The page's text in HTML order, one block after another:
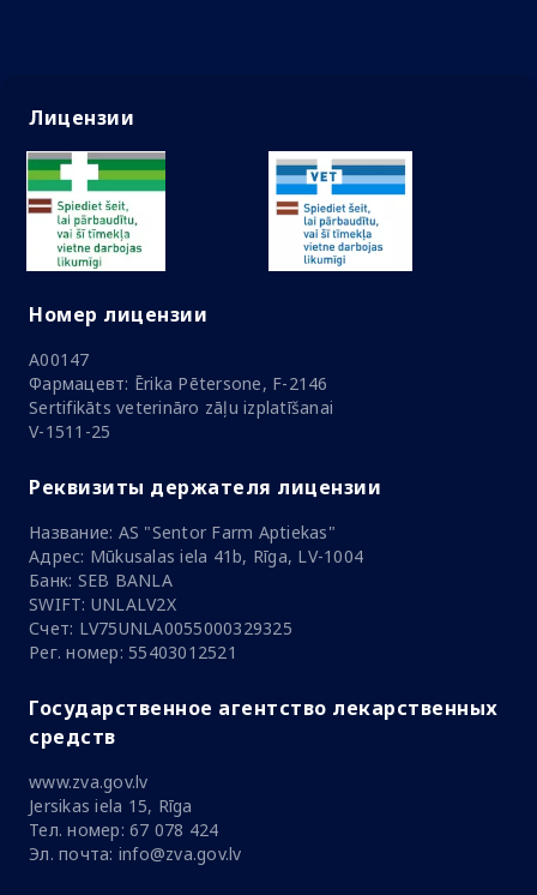
Лицензии
Номер лицензии
A00147
Фармацевт: Ērika Pētersone, F-2146
Sertifikāts veterināro zāļu izplatīšanai
V-1511-25
Реквизиты держателя лицензии
Название: AS "Sentor Farm Aptiekas"
Адрес: Mūkusalas iela 41b, Rīga, LV-1004
Банк: SEB BANLA
SWIFT: UNLALV2X
Счет: LV75UNLA0055000329325
Рег. номер: 55403012521
Государственное агентство лекарственных
средств
www.zva.gov.lv
Jersikas iela 15, Rīga
Тел. номер: 67 078 424
Эл. почта: info@zva.gov.lv